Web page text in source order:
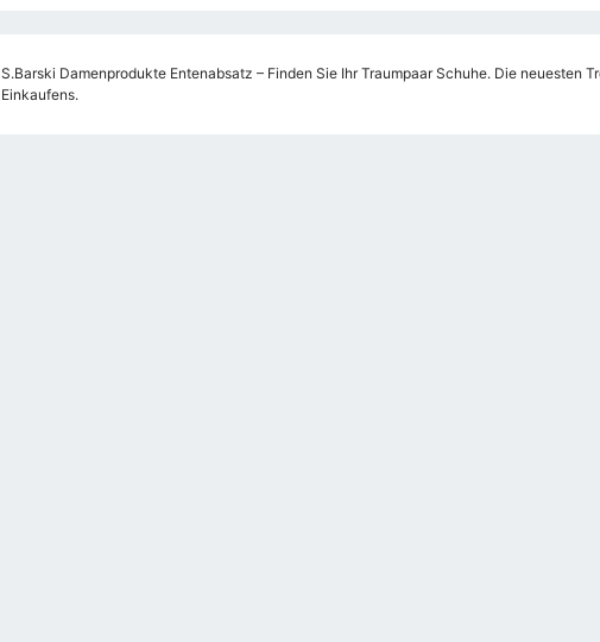
S.Barski Damenprodukte Entenabsatz – Finden Sie Ihr Traumpaar Schuhe. Die neuesten
Einkaufens.